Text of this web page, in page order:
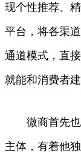
现个性推荐、
平台，将各渠
通道模式，直
就能和消费者
微商首先也
主体，有着他独